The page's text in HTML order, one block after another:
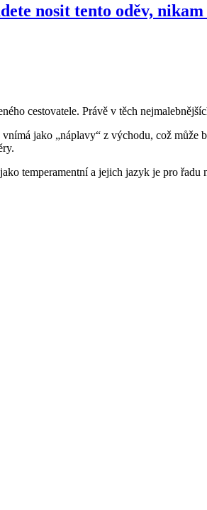
nosit tento oděv, nikam
cestovatele. Právě v těch
jako „náplavy“ z východu, což
temperamentní a jejich jazyk je pro